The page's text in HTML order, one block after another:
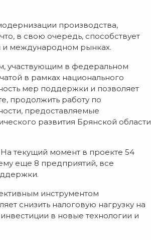
производства,
в свою очередь, способствует
и международном рынках.
участвующим в федеральном
в рамках национального
мер поддержки и позволяет
продолжить работу по
предоставляемые
развития Брянской области
На текущий момент в проекте 54
еще 8 предприятий, все
инструментом
снизить налоговую нагрузку на
в новые технологии и